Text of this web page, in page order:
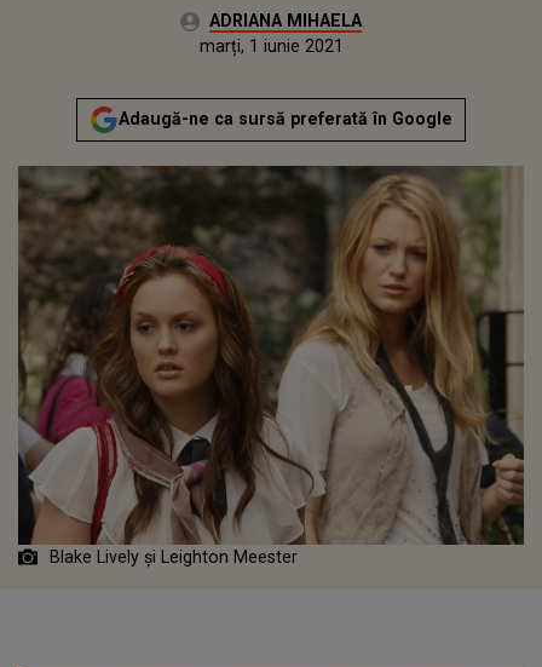
Autor:ADRIANA MIHAELA
Publicat:
marți, 1 iunie 2021
Adaugă-ne ca sursă preferată în Google
Blake Lively și Leighton Meester